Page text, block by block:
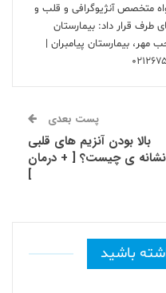
متخصص آنژیوگرافی و قلب و
طرف قرار داد: بیمارستان
مهر، بیمارستان پیامبران |
پست بعدی
بالا بودن آنزیم های قلبی
نشانه ی چیست؟ [ + درمان
]
باشید